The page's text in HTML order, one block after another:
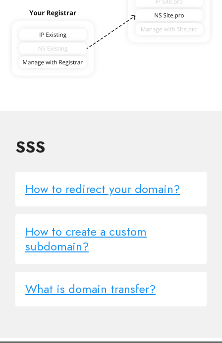
SSS
How to redirect your domain?
How to create a custom
subdomain?
What is domain transfer?